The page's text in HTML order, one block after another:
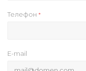
Телефон *
E-mail